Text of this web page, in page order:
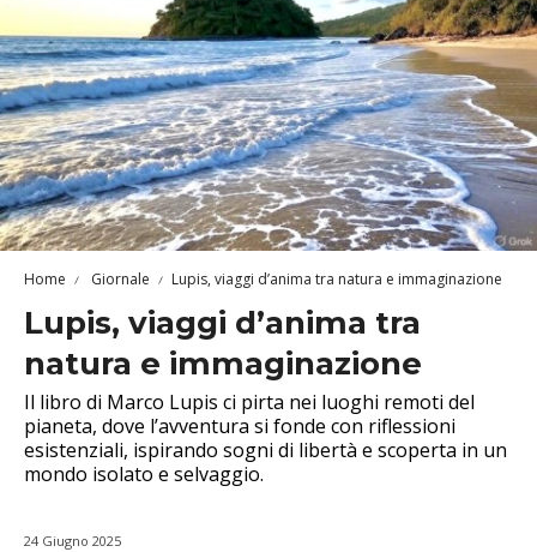
Home Giornale Lupis, viaggi d’anima tra natura e immaginazione
Lupis, viaggi d’anima tra
natura e immaginazione
Il libro di Marco Lupis ci pirta nei luoghi remoti del
pianeta, dove l’avventura si fonde con riflessioni
esistenziali, ispirando sogni di libertà e scoperta in un
mondo isolato e selvaggio.
24 Giugno 2025